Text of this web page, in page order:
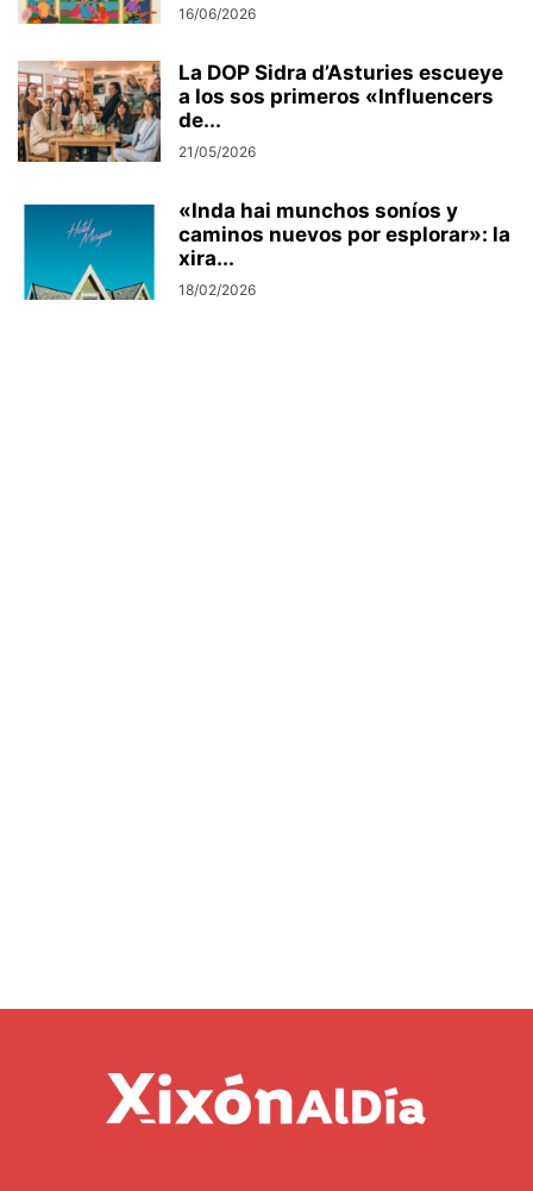
16/06/2026
La DOP Sidra d’Asturies escueye
a los sos primeros «Influencers
de...
21/05/2026
«Inda hai munchos soníos y
caminos nuevos por esplorar»: la
xira...
18/02/2026